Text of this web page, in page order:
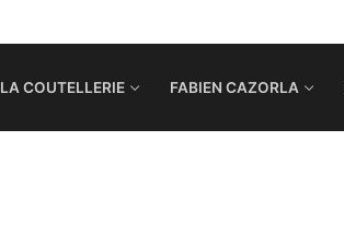
LA COUTELLERIE FABIEN CAZORLA